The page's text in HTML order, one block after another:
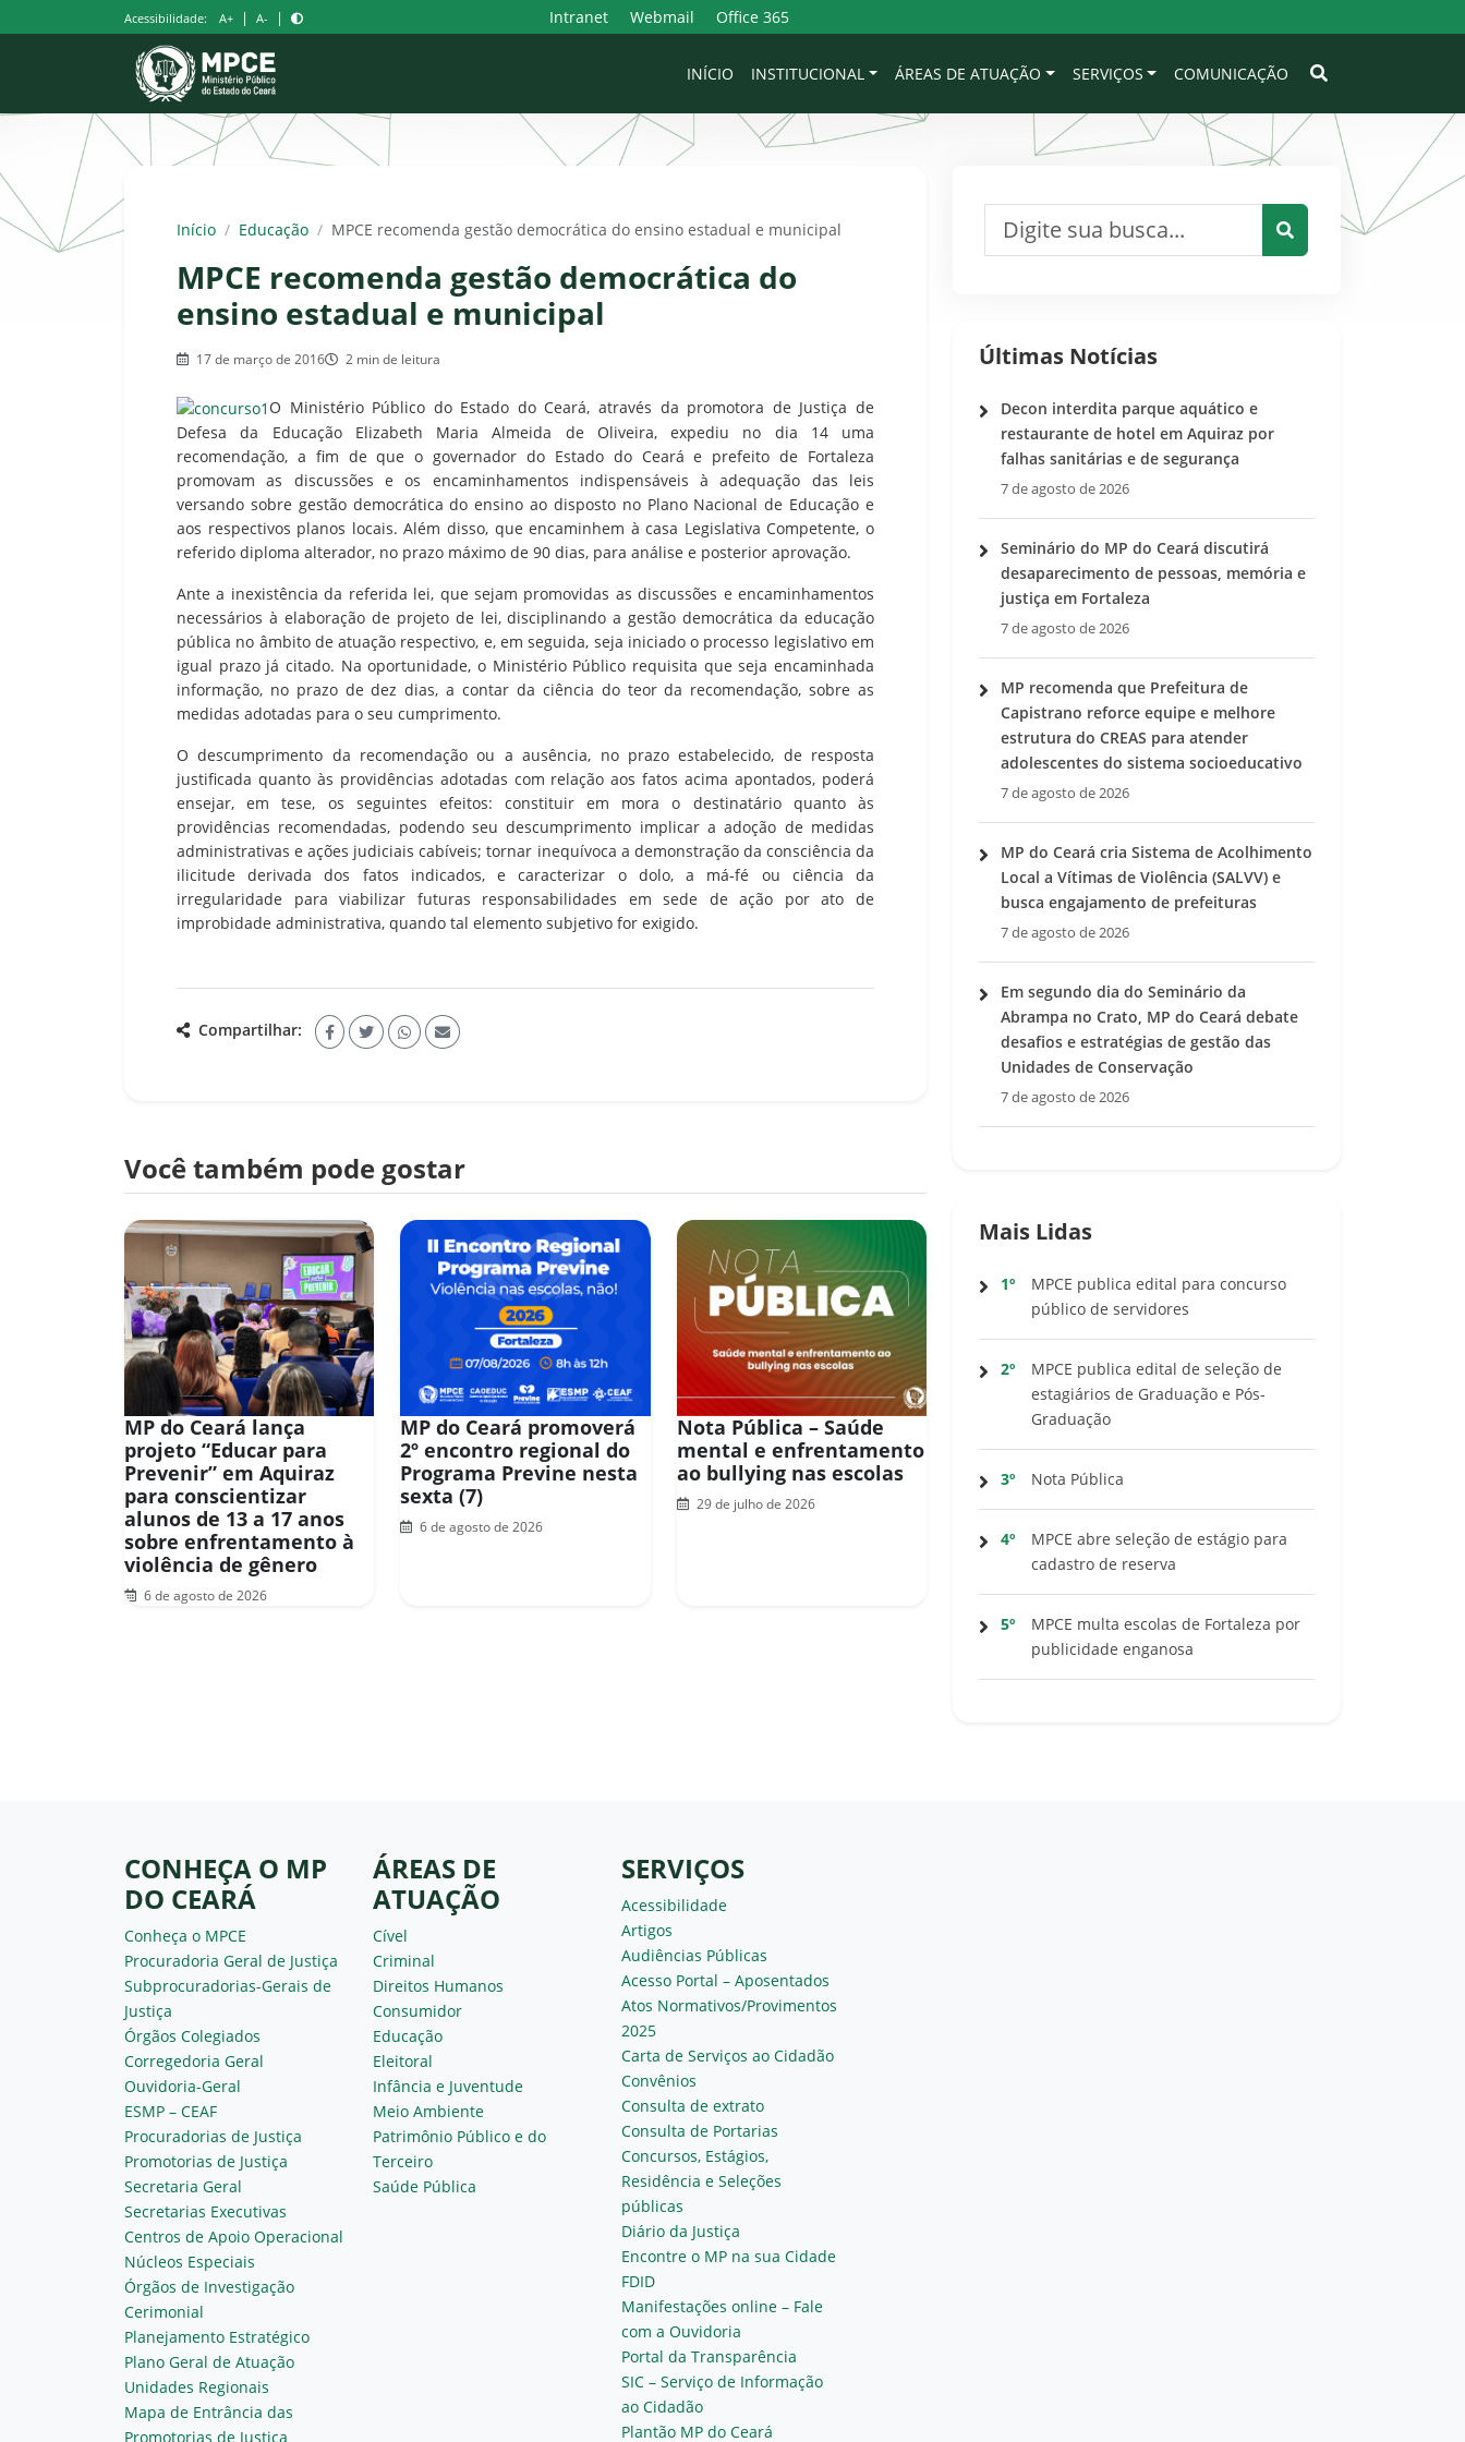
para
Acessibilidade: A+ | A- | Intranet Webmail Office 365
INÍCIO INSTITUCIONAL ÁREAS DE ATUAÇÃO SERVIÇOS COMUNICAÇÃO
Início / Educação / MPCE recomenda gestão democrática do ensino estadual e municipal
MPCE recomenda gestão democrática do
ensino estadual e municipal
17 de março de 2016 2 min de leitura
O Ministério Público do Estado do Ceará, através da promotora de Justiça de
Defesa da Educação Elizabeth Maria Almeida de Oliveira, expediu no dia 14 uma
recomendação, a fim de que o governador do Estado do Ceará e prefeito de Fortaleza
promovam as discussões e os encaminhamentos indispensáveis à adequação das leis
versando sobre gestão democrática do ensino ao disposto no Plano Nacional de Educação e
aos respectivos planos locais. Além disso, que encaminhem à casa Legislativa Competente, o
referido diploma alterador, no prazo máximo de 90 dias, para análise e posterior aprovação.
Ante a inexistência da referida lei, que sejam promovidas as discussões e encaminhamentos
necessários à elaboração de projeto de lei, disciplinando a gestão democrática da educação
pública no âmbito de atuação respectivo, e, em seguida, seja iniciado o processo legislativo em
igual prazo já citado. Na oportunidade, o Ministério Público requisita que seja encaminhada
informação, no prazo de dez dias, a contar da ciência do teor da recomendação, sobre as
medidas adotadas para o seu cumprimento.
O descumprimento da recomendação ou a ausência, no prazo estabelecido, de resposta
justificada quanto às providências adotadas com relação aos fatos acima apontados, poderá
ensejar, em tese, os seguintes efeitos: constituir em mora o destinatário quanto às
providências recomendadas, podendo seu descumprimento implicar a adoção de medidas
administrativas e ações judiciais cabíveis; tornar inequívoca a demonstração da consciência da
ilicitude derivada dos fatos indicados, e caracterizar o dolo, a má-fé ou ciência da
irregularidade para viabilizar futuras responsabilidades em sede de ação por ato de
improbidade administrativa, quando tal elemento subjetivo for exigido.
Compartilhar:
Você também pode gostar
MP do Ceará lança
projeto “Educar para
Prevenir” em Aquiraz
para conscientizar
alunos de 13 a 17 anos
sobre enfrentamento à
violência de gênero
6 de agosto de 2026
MP do Ceará promoverá
2º encontro regional do
Programa Previne nesta
sexta (7)
6 de agosto de 2026
Nota Pública – Saúde
mental e enfrentamento
ao bullying nas escolas
29 de julho de 2026
Pesquisar
Últimas Notícias
Decon interdita parque aquático e
restaurante de hotel em Aquiraz por
falhas sanitárias e de segurança
7 de agosto de 2026
Seminário do MP do Ceará discutirá
desaparecimento de pessoas, memória e
justiça em Fortaleza
7 de agosto de 2026
MP recomenda que Prefeitura de
Capistrano reforce equipe e melhore
estrutura do CREAS para atender
adolescentes do sistema socioeducativo
7 de agosto de 2026
MP do Ceará cria Sistema de Acolhimento
Local a Vítimas de Violência (SALVV) e
busca engajamento de prefeituras
7 de agosto de 2026
Em segundo dia do Seminário da
Abrampa no Crato, MP do Ceará debate
desafios e estratégias de gestão das
Unidades de Conservação
7 de agosto de 2026
Mais Lidas
1º
MPCE publica edital para concurso
público de servidores
2º
MPCE publica edital de seleção de
estagiários de Graduação e Pós-
Graduação
3º Nota Pública
4º
MPCE abre seleção de estágio para
cadastro de reserva
5º
MPCE multa escolas de Fortaleza por
publicidade enganosa
CONHEÇA O MP
DO CEARÁ
Conheça o MPCE
Procuradoria Geral de Justiça
Subprocuradorias-Gerais de
Justiça
Órgãos Colegiados
Corregedoria Geral
Ouvidoria-Geral
ESMP – CEAF
Procuradorias de Justiça
Promotorias de Justiça
Secretaria Geral
Secretarias Executivas
Centros de Apoio Operacional
Núcleos Especiais
Órgãos de Investigação
Cerimonial
Planejamento Estratégico
Plano Geral de Atuação
Unidades Regionais
Mapa de Entrância das
Promotorias de Justiça
ÁREAS DE
ATUAÇÃO
Cível
Criminal
Direitos Humanos
Consumidor
Educação
Eleitoral
Infância e Juventude
Meio Ambiente
Patrimônio Público e do
Terceiro
Saúde Pública
SERVIÇOS
Acessibilidade
Artigos
Audiências Públicas
Acesso Portal – Aposentados
Atos Normativos/Provimentos
2025
Carta de Serviços ao Cidadão
Convênios
Consulta de extrato
Consulta de Portarias
Concursos, Estágios,
Residência e Seleções
públicas
Diário da Justiça
Encontre o MP na sua Cidade
FDID
Manifestações online – Fale
com a Ouvidoria
Portal da Transparência
SIC – Serviço de Informação
ao Cidadão
Plantão MP do Ceará